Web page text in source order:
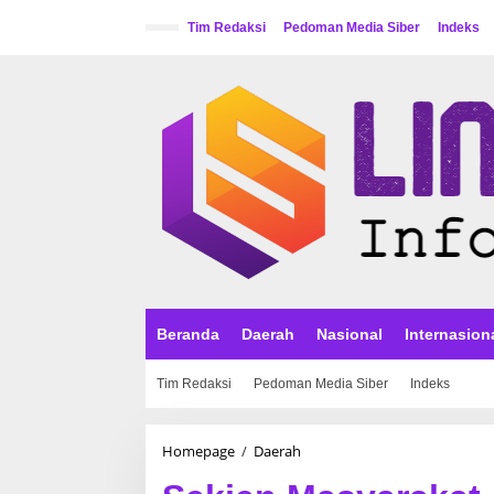
Tim Redaksi Pedoman Media Siber Indeks
Beranda Daerah Nasional
Tim Redaksi Pedoman Media Siber Indeks
Homepage / Daerah